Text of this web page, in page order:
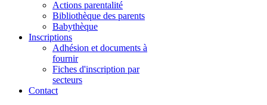
Actions parentalité
Bibliothèque des parents
Babythèque
Inscriptions
Adhésion et documents à
fournir
Fiches d'inscription par
secteurs
Contact